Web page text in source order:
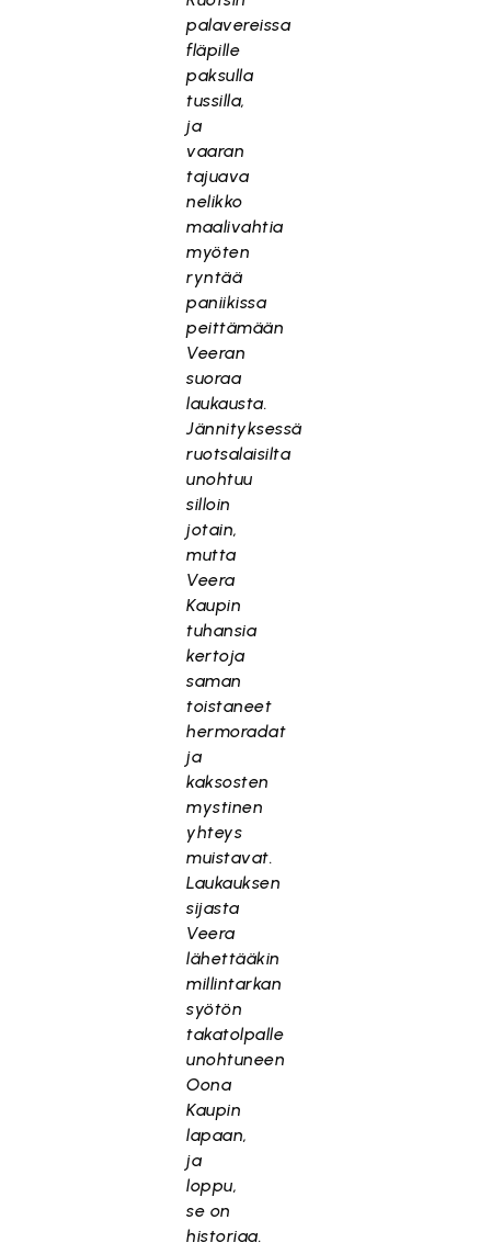
palavereissa
fläpille
paksulla
tussilla,
ja
vaaran
tajuava
nelikko
maalivahtia
myöten
ryntää
paniikissa
peittämään
Veeran
suoraa
laukausta.
Jännityksessä
ruotsalaisilta
unohtuu
silloin
jotain,
mutta
Veera
Kaupin
tuhansia
kertoja
saman
toistaneet
hermoradat
ja
kaksosten
mystinen
yhteys
muistavat.
Laukauksen
sijasta
Veera
lähettääkin
millintarkan
syötön
takatolpalle
unohtuneen
Oona
Kaupin
lapaan,
ja
loppu,
se on
historiaa.